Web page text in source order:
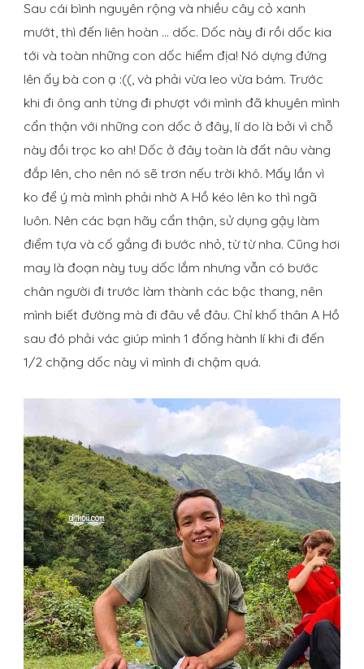
Sau cái bình nguyên rộng và nhiều cây cỏ xanh
mướt, thì đến liên hoàn … dốc. Dốc này đi rồi dốc kia
tới và toàn những con dốc hiểm địa! Nó dựng đứng
lên ấy bà con ạ :((, và phải vừa leo vừa bám. Trước
khi đi ông anh từng đi phượt với mình đã khuyên mình
cẩn thận với những con dốc ở đây, lí do là bởi vì chỗ
này đồi trọc ko ah! Dốc ở đây toàn là đất nâu vàng
đắp lên, cho nên nó sẽ trơn nếu trời khô. Mấy lần vì
ko để ý mà mình phải nhờ A Hồ kéo lên ko thì ngã
luôn. Nên các bạn hãy cẩn thận, sử dụng gậy làm
điểm tựa và cố gắng đi bước nhỏ, từ từ nha. Cũng hơi
may là đoạn này tuy dốc lắm nhưng vẫn có bước
chân người đi trước làm thành các bậc thang, nên
mình biết đường mà đi đâu về đâu. Chỉ khổ thân A Hồ
sau đó phải vác giúp mình 1 đống hành lí khi đi đến
1/2 chặng dốc này vì mình đi chậm quá.